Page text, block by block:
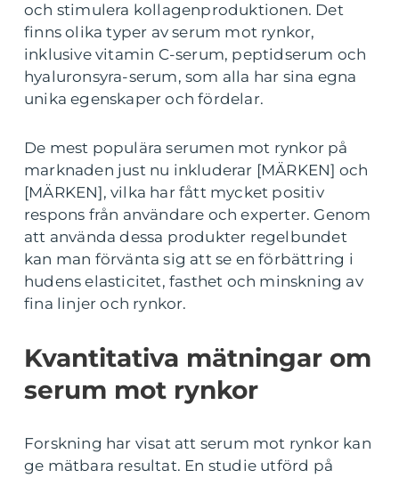
och stimulera kollagenproduktionen. Det
finns olika typer av serum mot rynkor,
inklusive vitamin C-serum, peptidserum och
hyaluronsyra-serum, som alla har sina egna
unika egenskaper och fördelar.
De mest populära serumen mot rynkor på
marknaden just nu inkluderar [MÄRKEN] och
[MÄRKEN], vilka har fått mycket positiv
respons från användare och experter. Genom
att använda dessa produkter regelbundet
kan man förvänta sig att se en förbättring i
hudens elasticitet, fasthet och minskning av
fina linjer och rynkor.
Kvantitativa mätningar om
serum mot rynkor
Forskning har visat att serum mot rynkor kan
ge mätbara resultat. En studie utförd på